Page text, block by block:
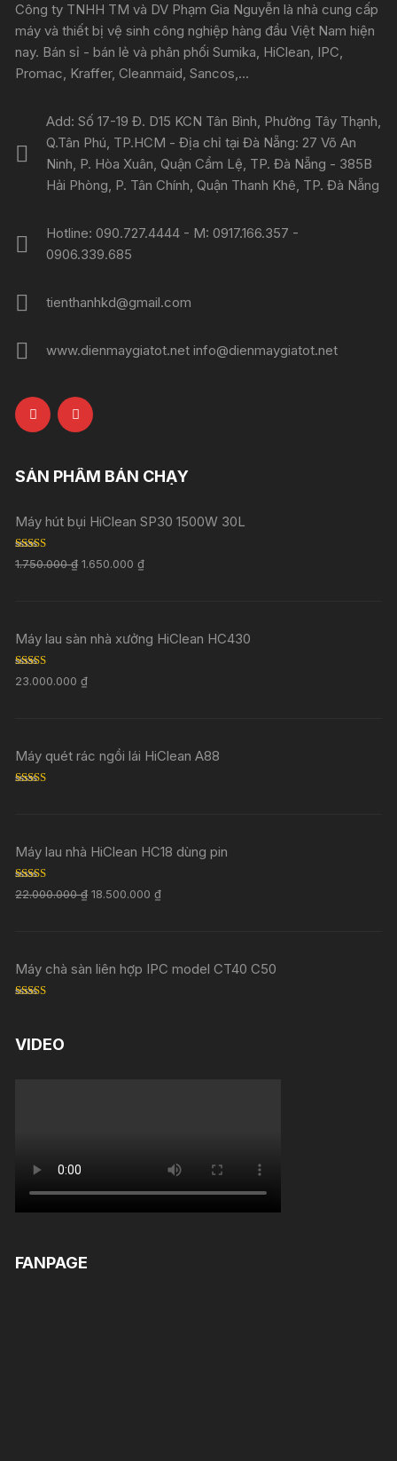
Công ty TNHH TM và DV Phạm Gia Nguyễn là nhà cung cấp
máy và thiết bị vệ sinh công nghiệp hàng đầu Việt Nam hiện
nay. Bán sỉ - bán lẻ và phân phối Sumika, HiClean, IPC,
Promac, Kraffer, Cleanmaid, Sancos,...
Add: Số 17-19 Đ. D15 KCN Tân Bình, Phường Tây Thạnh,
Q.Tân Phú, TP.HCM - Địa chỉ tại Đà Nẵng: 27 Võ An
Ninh, P. Hòa Xuân, Quận Cẩm Lệ, TP. Đà Nẵng - 385B
Hải Phòng, P. Tân Chính, Quận Thanh Khê, TP. Đà Nẵng
Hotline: 090.727.4444 - M: 0917.166.357 -
0906.339.685
tienthanhkd@gmail.com
www.dienmaygiatot.net info@dienmaygiatot.net
SẢN PHẨM BÁN CHẠY
Máy hút bụi HiClean SP30 1500W 30L
Rated 5.00
out of 5
1.750.000₫ 1.650.000₫
Máy lau sàn nhà xưởng HiClean HC430
Rated5.00
out of 5
23.000.000₫
Máy quét rác ngồi lái HiClean A88
Máy lau nhà HiClean HC18 dùng pin
Rated5.00
out of 5
22.000.000₫ 18.500.000₫
Máy chà sàn liên hợp IPC model CT40 C50
VIDEO
FANPAGE